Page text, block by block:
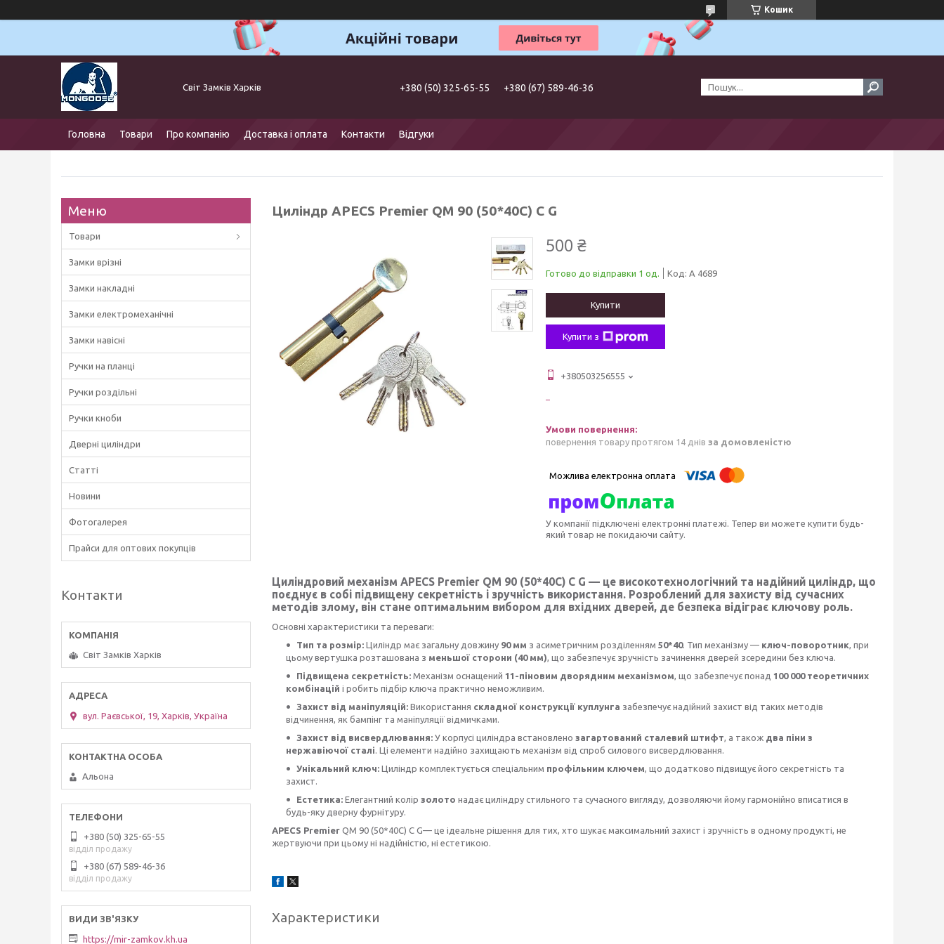
Кошик
Світ Замків Харків +380 (50) 325-65-55 +380 (67) 589-46-36
Головна Товари Про компанію Доставка і оплата Контакти Відгуки
Циліндр APECS Premier QM 90 (50*40С) С G
500 ₴
Готово до відправки 1 од. Код: А 4689
Купити
Купити з
+380503256555
повернення товару протягом 14 днів за домовленістю
У компанії підключені електронні платежі. Тепер ви можете купити будь-
який товар не покидаючи сайту.
Циліндровий механізм APECS Premier QM 90 (50*40С) С G — це високотехнологічний та надійний циліндр, що
поєднує в собі підвищену секретність і зручність використання. Розроблений для захисту від сучасних
методів злому, він стане оптимальним вибором для вхідних дверей, де безпека відіграє ключову роль.
Основні характеристики та переваги:
Тип та розмір: Циліндр має загальну довжину 90 мм з асиметричним розділенням 50*40. Тип механізму — ключ-поворотник , при
цьому вертушка розташована з меньшої сторони (40 мм) , що забезпечує зручність зачинення дверей зсередини без ключа.
Підвищена секретність: Механізм оснащений 11-піновим дворядним механізмом , що забезпечує понад 100 000 теоретичних
комбінацій і робить підбір ключа практично неможливим.
Захист від маніпуляцій: Використання складної конструкції куплунга забезпечує надійний захист від таких методів
відчинення, як бампінг та маніпуляції відмичками.
Захист від висвердлювання: У корпусі циліндра встановлено загартований сталевий штифт , а також два піни з
нержавіючої сталі . Ці елементи надійно захищають механізм від спроб силового висвердлювання.
Унікальний ключ: Циліндр комплектується спеціальним профільним ключем , що додатково підвищує його секретність та
захист.
Естетика: Елегантний колір золото надає циліндру стильного та сучасного вигляду, дозволяючи йому гармонійно вписатися в
будь-яку дверну фурнітуру.
APECS Premier QM 90 (50*40С) С G— це ідеальне рішення для тих, хто шукає максимальний захист і зручність в одному продукті, не
жертвуючи при цьому ні надійністю, ні естетикою.
Характеристики
Товари
Замки врізні
Замки накладні
Замки електромеханічні
Замки навісні
Ручки на планці
Ручки роздільні
Ручки кноби
Дверні циліндри
Статті
Новини
Фотогалерея
Прайси для оптових покупців
Контакти
Світ Замків Харків
вул. Раєвської, 19, Харків, Україна
Альона
+380 (50) 325-65-55
відділ продажу
+380 (67) 589-46-36
відділ продажу
https://mir-zamkov.kh.ua